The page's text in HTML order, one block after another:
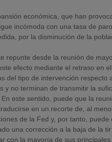
económica, que han
incómoda con una tasa de
por la disminución de la
repunte desde la reunión de
efecto mediante el retraso en
del tipo de intervención respecto
y no terminan de transmitir la
este sentido, puede que la
en un recorte de, al
de la Fed y, por tanto,
una corrección a la baja de la
con la mayoría de sus